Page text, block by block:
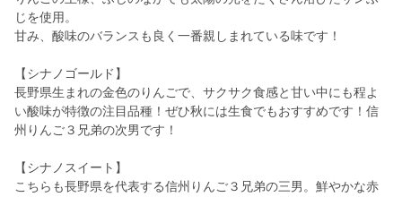
じを使用。
甘み、酸味のバランスも良く一番親しまれている味です！
【シナノゴールド】
長野県生まれの金色のりんごで、サクサク食感と甘い中にも程よ
い酸味が特徴の注目品種！ぜひ秋には生食でもおすすめです！信
州りんご３兄弟の次男です！
【シナノスイート】
こちらも長野県を代表する信州りんご３兄弟の三男。鮮やかな赤